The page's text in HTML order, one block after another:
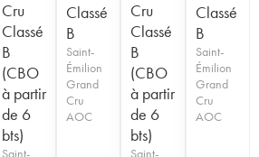
Cru
Classé
B
(CBO
à partir
de 6
bts)
Saint-
Classé
B
Saint-
Émilion
Grand
Cru
AOC
Cru
Classé
B
(CBO
à partir
de 6
bts)
Saint-
Classé
B
Saint-
Émilion
Grand
Cru
AOC